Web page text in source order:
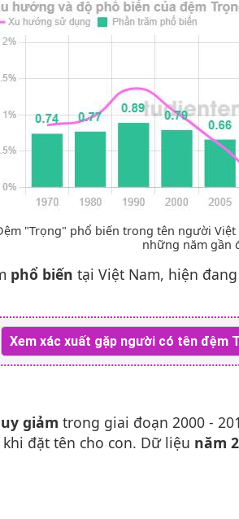
"Trọng" phổ biến trong tên người
những năm gần
phổ biến tại Việt Nam, hiện đang
Xem xác xuất gặp người có tên đệm
giảm trong giai đoạn 2000 -
đặt tên cho con. Dữ liệu năm